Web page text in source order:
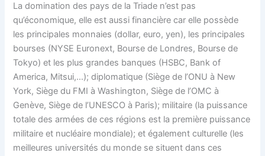
La domination des pays de la Triade n’est pas
qu’économique, elle est aussi financière car elle possède
les principales monnaies (dollar, euro, yen), les principales
bourses (NYSE Euronext, Bourse de Londres, Bourse de
Tokyo) et les plus grandes banques (HSBC, Bank of
America, Mitsui,…); diplomatique (Siège de l’ONU à New
York, Siège du FMI à Washington, Siège de l’OMC à
Genève, Siège de l’UNESCO à Paris); militaire (la puissance
totale des armées de ces régions est la première puissance
militaire et nucléaire mondiale); et également culturelle (les
meilleures universités du monde se situent dans ces